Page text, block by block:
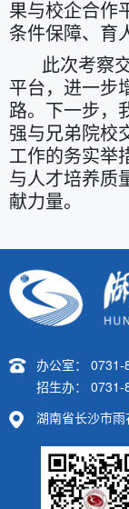
果与校企合作
条件保障、育
此次考察
平台，进一步
路。下一步，
强与兄弟院校
工作的务实举
与人才培养质
献力量。
办公室： 0731-
招生办：
湖南省长沙市